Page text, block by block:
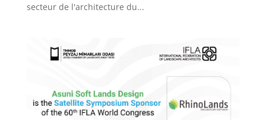
secteur de l'architecture du...